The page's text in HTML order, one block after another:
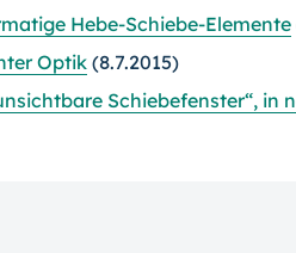
Hebe-Schiebe-Elemente
Optik(8.7.2015)
Schiebefenster“, in